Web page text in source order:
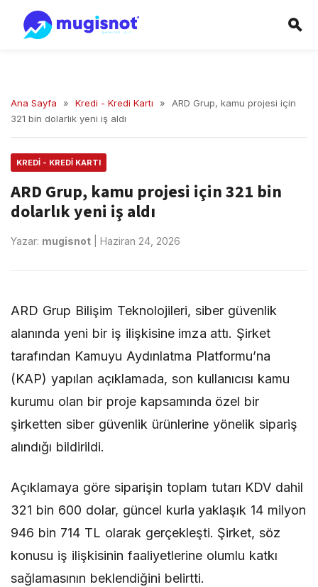
Ana Sayfa » Kredi - Kredi Kartı »
ARD Grup, kamu projesi için
321 bin dolarlık yeni iş aldı
KREDI - KREDI KARTI
ARD Grup, kamu projesi için 321 bin
dolarlık yeni iş aldı
Yazar: mugisnot Haziran 24, 2026
ARD Grup Bilişim Teknolojileri, siber güvenlik
alanında yeni bir iş ilişkisine imza attı. Şirket
tarafından Kamuyu Aydınlatma Platformu’na
(KAP) yapılan açıklamada, son kullanıcısı kamu
kurumu olan bir proje kapsamında özel bir
şirketten siber güvenlik ürünlerine yönelik sipariş
alındığı bildirildi.
Açıklamaya göre siparişin toplam tutarı KDV dahil
321 bin 600 dolar, güncel kurla yaklaşık 14 milyon
946 bin 714 TL olarak gerçekleşti. Şirket, söz
konusu iş ilişkisinin faaliyetlerine olumlu katkı
sağlamasının beklendiğini belirtti.